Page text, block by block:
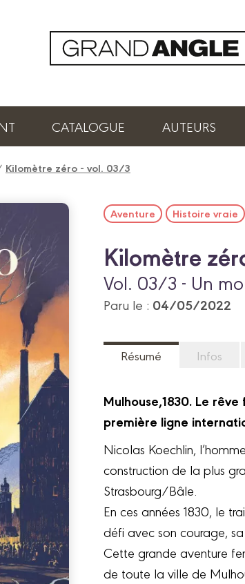
CATALOGUE AUTEURS
Kilomètre zéro - vol. 03/3
Aventure Histoire vraie
Kilomètre
Vol. 03/3 - Un
Paru le : 04/05/2022
Résumé Infos
Mulhouse,1830. Le
première ligne
Nicolas Koechlin,
construction de la plus
Strasbourg/Bâle.
En ces années 1830, le
défi avec son courage,
Cette grande aventure
de toute la ville de